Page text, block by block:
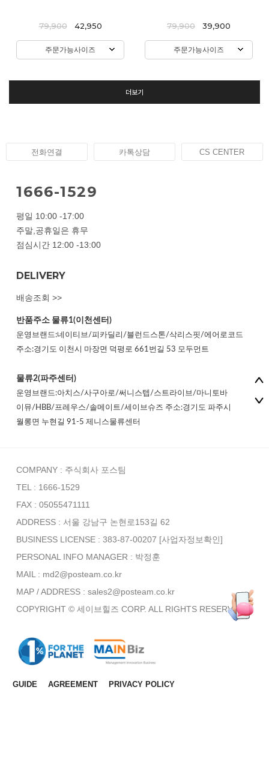
79,900 42,950
주문가능사이즈
79,900 39,900
주문가능사이즈
더보기
전화연결 카톡상담 CS CENTER
1666-1529
평일 10:00 -17:00
주말,공휴일은 휴무
점심시간 12:00 -13:00
DELIVERY
배송조회 >>
반품주소 물류1(이천센터)
운영브랜드:네이티브/피카딜리/블런드스톤/삭리스핏/에어로코드
주소:경기도 이천시 마장면 덕평로 661번길 53 모두먼트
물류2(파주센터)
운영브랜드:아치스/사구아로/써니스텝/스트라이브/마니토바
이뮤/HBB/프레우스/솔메이트/세이브슈즈 주소:경기도 파주시
월롱면 누현길 91-5 제니스물류센터
COMPANY : 주식회사 포스팀
TEL : 1666-1529
FAX : 05055471111
ADDRESS : 서울 강남구 논현로153길 62
BUSINESS LICENSE : 383-87-00207 [사업자정보확인]
PERSONAL INFO MANAGER : 박정훈
MAIL : md2@posteam.co.kr
MAP / ADDRESS : sales2@posteam.co.kr
COPYRIGHT © 세이브힐즈 CORP. ALL RIGHTS RESERVED.
GUIDE AGREEMENT PRIVACY POLICY